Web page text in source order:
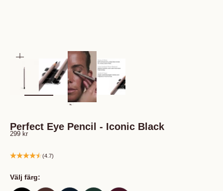
Perfect Eye Pencil - Iconic Black
REA-pris
299 kr
(4.7)
Välj färg: